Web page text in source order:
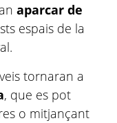
aparcar de
espais de la
tornaran a
, que es pot
o mitjançant